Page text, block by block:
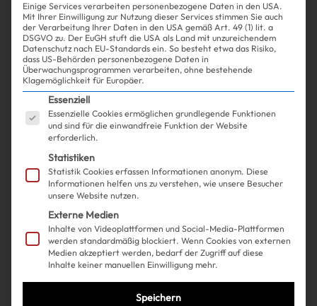
Shopping Fashion| 07.04.2025
Sorry Hot-Pants, aber Bermuda
Shorts sind sowas von 2025!
Einige Services verarbeiten personenbezogene Daten in den USA.
Mit Ihrer Einwilligung zur Nutzung dieser Services stimmen Sie auch
der Verarbeitung Ihrer Daten in den USA gemäß Art. 49 (1) lit. a
DSGVO zu. Der EuGH stuft die USA als Land mit unzureichendem
Datenschutz nach EU-Standards ein. So besteht etwa das Risiko,
dass US-Behörden personenbezogene Daten in
Überwachungsprogrammen verarbeiten, ohne bestehende
Klagemöglichkeit für Europäer.
Es folgt eine Liste der Service-Gruppen, für die
Essenziell
Essenzielle Cookies ermöglichen grundlegende Funktionen
und sind für die einwandfreie Funktion der Website
erforderlich.
Statistiken
Statistik Cookies erfassen Informationen anonym. Diese
Informationen helfen uns zu verstehen, wie unsere Besucher
unsere Website nutzen.
Externe Medien
Inhalte von Videoplattformen und Social-Media-Plattformen
werden standardmäßig blockiert. Wenn Cookies von externen
Medien akzeptiert werden, bedarf der Zugriff auf diese
Inhalte keiner manuellen Einwilligung mehr.
Speichern